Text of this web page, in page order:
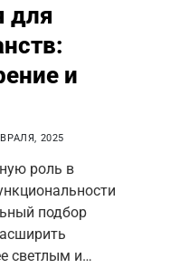
для
и
2025
роль в
подбор
светлым и…